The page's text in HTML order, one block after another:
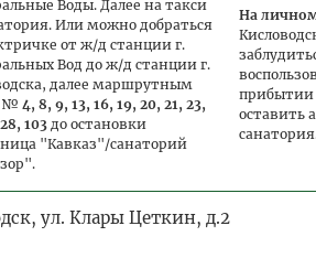
Воды. Далее на такси
Или можно добраться
от ж/д станции г.
Вод до ж/д станции г.
далее маршрутным
№ 4, 8, 9, 13, 16, 19, 20, 21, 23,
103 до остановки
"Кавказ"/санаторий
На
прибытии
оставить
ул. Клары Цеткин, д.2